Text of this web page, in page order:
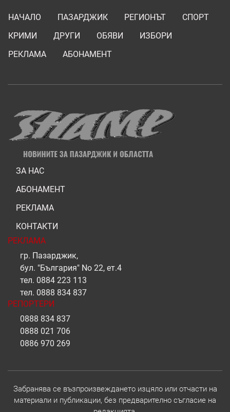
НАЧАЛО ПАЗАРДЖИК РЕГИОНЪТ
СПОРТ
КРИМИ
ДРУГИ ОБЯВИ
ИЗБОРИ
РЕКЛАМА
АБОНАМЕНТ
ЗА НАС
АБОНАМЕНТ
РЕКЛАМА
КОНТАКТИ
РЕКЛАМА
гр. Пазарджик,
бул. "България" No 22, ет.4
тел. 0884 223 113
тел. 0888 834 837
РЕПОРТЕРИ
0888 834 837
0888 021 706
0886 970 269
Забранява се възпроизвеждането изцяло или отчасти на
материали и публикации, без предварително съгласие на